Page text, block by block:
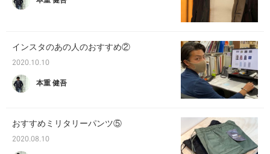
インスタのあの人のおすすめ②
2020.10.10
本重 健吾
おすすめミリタリーパンツ⑤
2020.08.10